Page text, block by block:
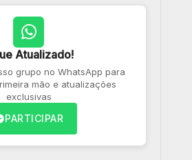
Atualizado!
grupo no WhatsApp para
mão e atualizações
exclusivas
PARTICIPAR